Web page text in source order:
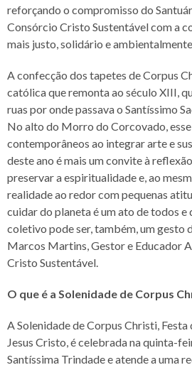
reforçando o compromisso do
Consórcio Cristo Sustentável com a
mais justo, solidário e
A confecção dos tapetes de Corpus
católica que remonta ao século XIII,
ruas por onde passava o Santíssimo
No alto do Morro do Corcovado,
contemporâneos ao integrar arte e
deste ano é mais um convite à
preservar a espiritualidade e, ao
realidade ao redor com pequenas
cuidar do planeta é um ato de todos e
coletivo pode ser, também, um gesto
Marcos Martins, Gestor e Educador
Cristo Sustentável.
O que é a Solenidade de Corpus
A Solenidade de Corpus Christi, Festa
Jesus Cristo, é celebrada na quinta-
Santíssima Trindade e atende a uma